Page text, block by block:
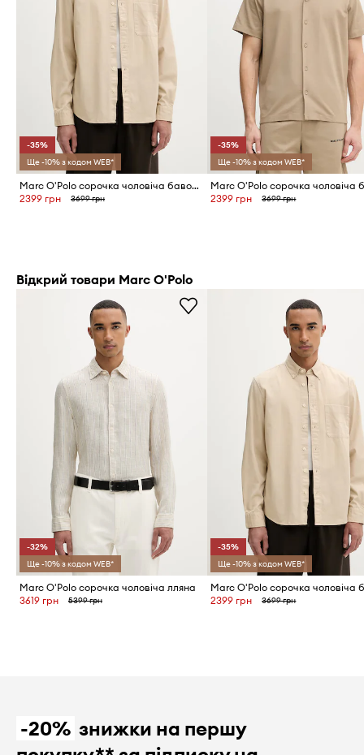
-35%
Ще -10% з кодом WEB*
Marc O'Polo сорочка чоловіча бавовняна
2399 грн
3699 грн
-35%
Ще -10% з кодом WEB*
2399 грн 3699 грн
Відкрий товари Marc O'Polo
-32%
Ще -10% з кодом WEB*
Marc O'Polo сорочка чоловіча лляна
3619 грн
5399 грн
-35%
Ще -10% з кодом WEB*
2399 грн 3699 грн
-20% знижки на першу